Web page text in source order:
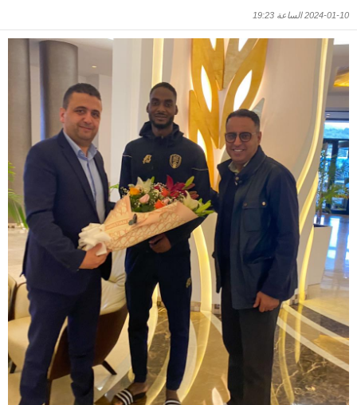
2024-01-10 الساعة 19:23